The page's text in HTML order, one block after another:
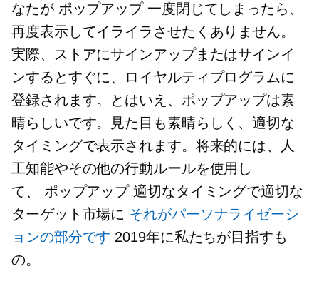
なたが ポップアップ一度閉じてしまったら、
再度表示してイライラさせたくありません。
実際、ストアにサインアップまたはサインイ
ンするとすぐに、ロイヤルティプログラムに
登録されます。とはいえ、ポップアップは素
晴らしいです。見た目も素晴らしく、適切な
タイミングで表示されます。将来的には、人
工知能やその他の行動ルールを使用し
て、 ポップアップ適切なタイミングで適切な
ターゲット市場に それがパーソナライゼーシ
ョンの部分です 2019年に私たちが目指すも
の。